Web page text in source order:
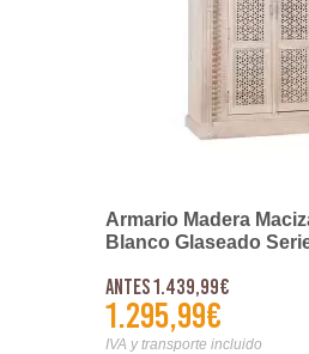
Armario Madera
Blanco Glaseado
Antes 1.439,99€
1.295,99€
IVA y transporte incluido